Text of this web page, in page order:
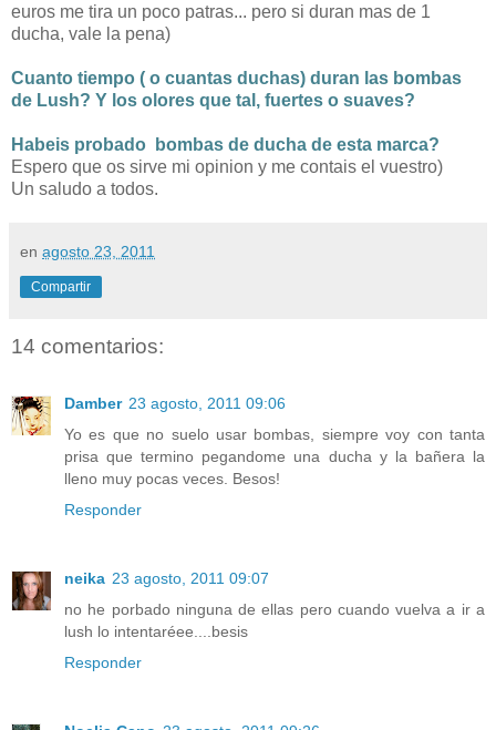
euros me tira un poco patras... pero si duran mas de 1
ducha, vale la pena)
Cuanto tiempo ( o cuantas duchas) duran las bombas
de Lush? Y los olores que tal, fuertes o suaves?
Habeis probado bombas de ducha de esta marca?
Espero que os sirve mi opinion y me contais el vuestro)
Un saludo a todos.
en agosto 23, 2011
Compartir
14 comentarios:
Damber 23 agosto, 2011 09:06
Yo es que no suelo usar bombas, siempre voy con tanta
prisa que termino pegandome una ducha y la bañera la
lleno muy pocas veces. Besos!
Responder
neika 23 agosto, 2011 09:07
no he porbado ninguna de ellas pero cuando vuelva a ir a
lush lo intentaréee....besis
Responder